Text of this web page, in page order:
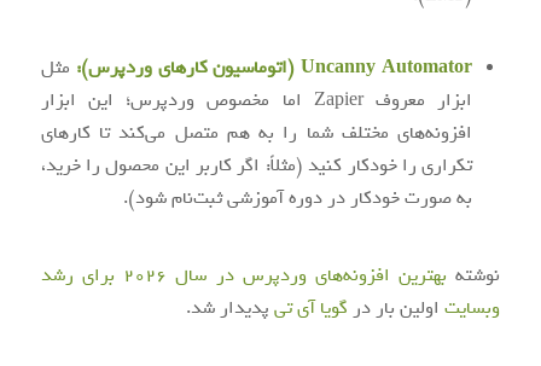
Uncanny Automator (اتوماسیون کارهای وردپرس):
مثل
ابزار معروف Zapier اما مخصوص وردپرس؛ این ابزار
افزونه‌های مختلف شما را به هم متصل می‌کند تا کارهای
تکراری را خودکار کنید (مثلاً: اگر کاربر این محصول را خرید،
به صورت خودکار در دوره آموزشی ثبت‌نام شود).
نوشته
بهترین افزونه‌های وردپرس در سال ۲۰۲۶ برای رشد
وبسایتاولین بار در گويا آی‌ تیپدیدار شد.